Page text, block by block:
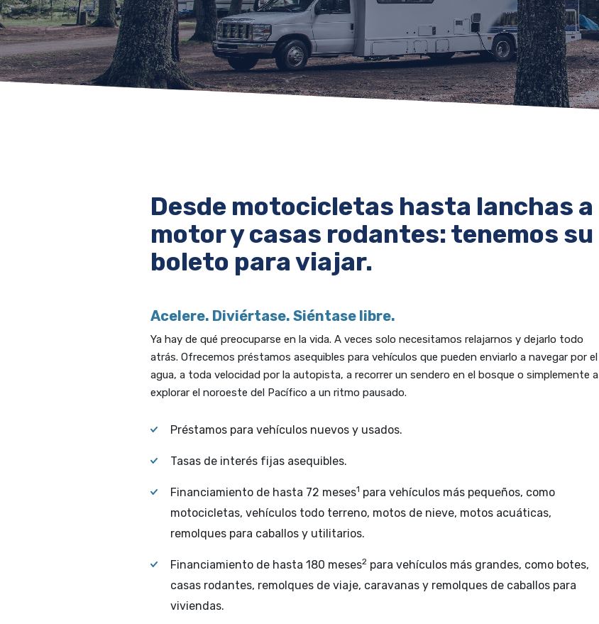
Desde motocicletas hasta lanchas a
motor y casas rodantes: tenemos su
boleto para viajar.
Acelere. Diviértase. Siéntase libre.
Ya hay de qué preocuparse en la vida. A veces solo necesitamos relajarnos y dejarlo todo
atrás. Ofrecemos préstamos asequibles para vehículos que pueden enviarlo a navegar por el
agua, a toda velocidad por la autopista, a recorrer un sendero en el bosque o simplemente a
explorar el noroeste del Pacífico a un ritmo pausado.
Préstamos para vehículos nuevos y usados.
Tasas de interés fijas asequibles.
Financiamiento de hasta 72 meses1 para vehículos más pequeños, como
motocicletas, vehículos todo terreno, motos de nieve, motos acuáticas,
remolques para caballos y utilitarios.
Financiamiento de hasta 180 meses2para vehículos más grandes, como botes,
casas rodantes, remolques de viaje, caravanas y remolques de caballos para
viviendas.